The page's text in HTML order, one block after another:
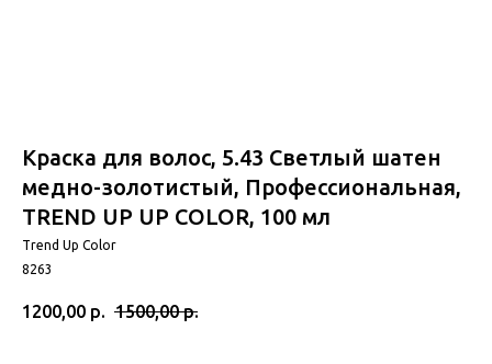
Краска для волос, 5.43 Светлый шатен
медно-золотистый, Профессиональная,
TREND UP UP COLOR, 100 мл
Trend Up Color
8263
1200,00 р. 1500,00 р.